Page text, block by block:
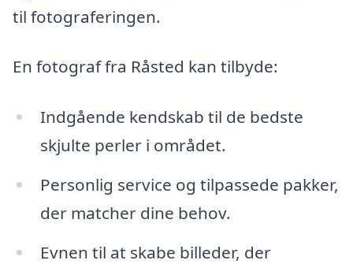
til fotograferingen.
En fotograf fra Råsted kan tilbyde:
Indgående kendskab til de bedste
skjulte perler i området.
Personlig service og tilpassede pakker,
der matcher dine behov.
Evnen til at skabe billeder, der